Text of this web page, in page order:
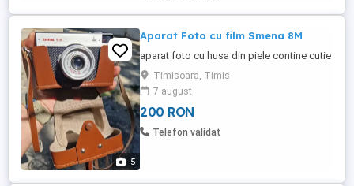
5
Aparat Foto cu film Smena 8M
aparat foto cu husa din piele contine cutie
Timisoara, Timis
7 august
200 RON
Telefon validat